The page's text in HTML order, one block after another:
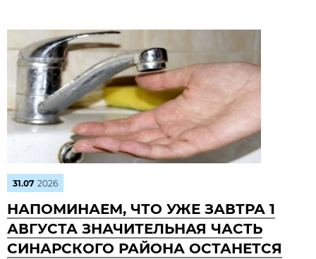
31.07 2026
НАПОМИНАЕМ, ЧТО УЖЕ ЗАВТРА 1
АВГУСТА ЗНАЧИТЕЛЬНАЯ ЧАСТЬ
СИНАРСКОГО РАЙОНА ОСТАНЕТСЯ